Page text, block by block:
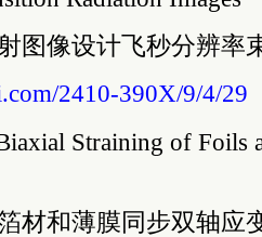
图像设计飞秒分辨率
2410-390X/9/4/29
Straining of Foils
材和薄膜同步双轴应